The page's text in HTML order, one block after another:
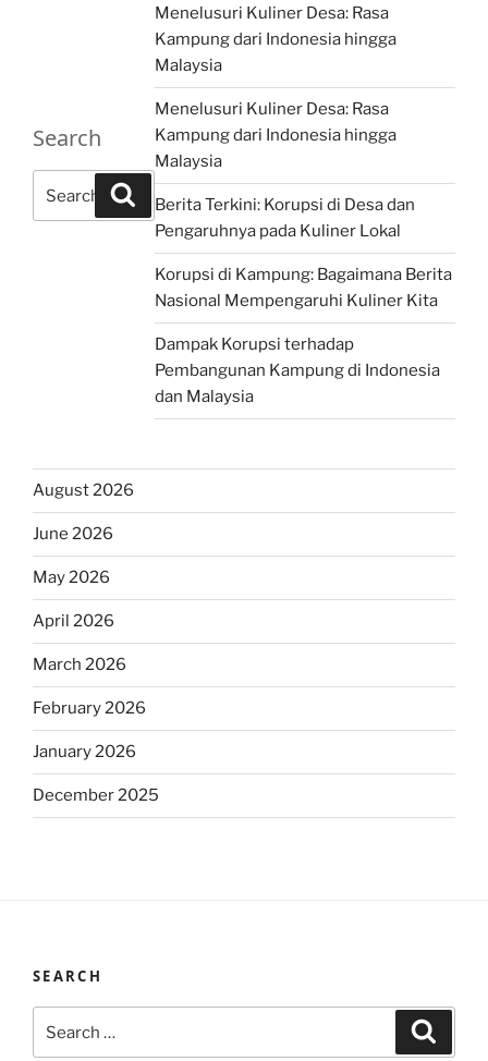
Search
for:
Search
Menelusuri Kuliner Desa: Rasa
Kampung dari Indonesia hingga
Malaysia
Menelusuri Kuliner Desa: Rasa
Kampung dari Indonesia hingga
Malaysia
Berita Terkini: Korupsi di Desa dan
Pengaruhnya pada Kuliner Lokal
Korupsi di Kampung: Bagaimana Berita
Nasional Mempengaruhi Kuliner Kita
Dampak Korupsi terhadap
Pembangunan Kampung di Indonesia
dan Malaysia
August 2026
June 2026
May 2026
April 2026
March 2026
February 2026
January 2026
December 2025
SEARCH
for: